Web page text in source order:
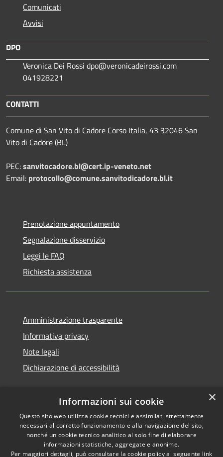
Comunicati
Avvisi
DPO
Veronica Dei Rossi dpo@veronicadeirossi.com
041928221
CONTATTI
Comune di San Vito di Cadore Corso Italia, 43 32046 San
Vito di Cadore (BL)
PEC:sanvitocadore.bl@cert.ip-veneto.net
Email: protocollo@comune.sanvitodicadore.bl.it
Prenotazione appuntamento
Segnalazione disservizio
Leggi le FAQ
Richiesta assistenza
Amministrazione trasparente
Informativa privacy
Note legali
Dichiarazione di accessibilità
RSS
Copyright © 2026 • Comune di
×
Informazioni sui cookie
Questo sito web utilizza cookie tecnici e assimilati strettamente
necessari al corretto funzionamento e alla navigazione del sito,
nonché un cookie tecnico analitico al solo fine di elaborare
informazioni statistiche, aggregate e anonime.
Per maggiori dettagli, può consultare la cookie policy al seguente link